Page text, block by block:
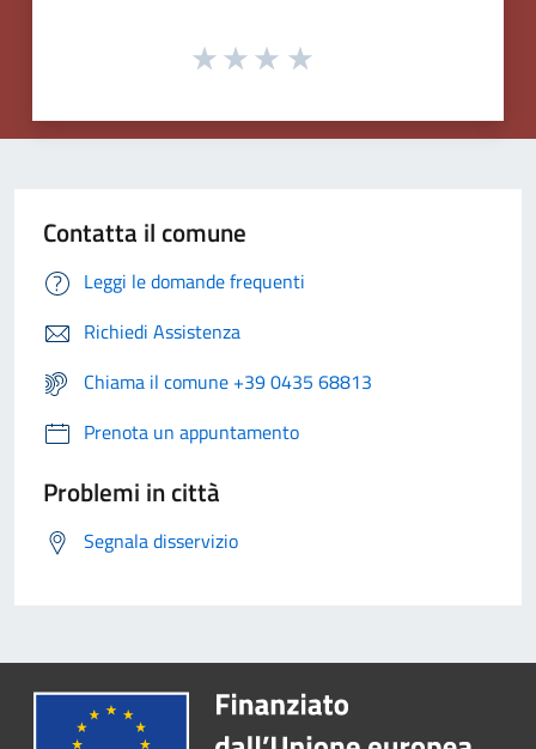
Contatta il comune
Leggi le domande frequenti
Richiedi Assistenza
Chiama il comune +39 0435 68813
Prenota un appuntamento
Problemi in città
Segnala disservizio